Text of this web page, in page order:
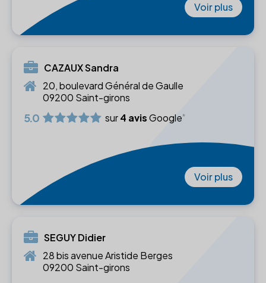
Voir plus
CAZAUX Sandra
20, boulevard Général de Gaulle
09200 Saint-girons
5.0 sur4 avisGoogle
Voir plus
SEGUY Didier
28 bis avenue Aristide Berges
09200 Saint-girons